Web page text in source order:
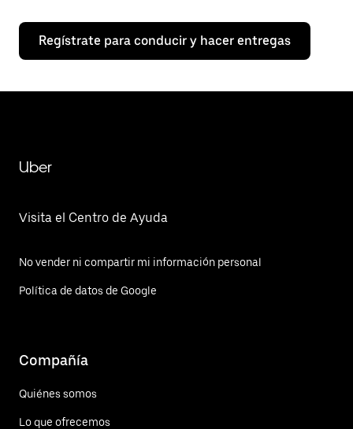
Regístrate para conducir y hacer entregas
Uber
Visita el Centro de Ayuda
No vender ni compartir mi información personal
Política de datos de Google
Compañía
Quiénes somos
Lo que ofrecemos